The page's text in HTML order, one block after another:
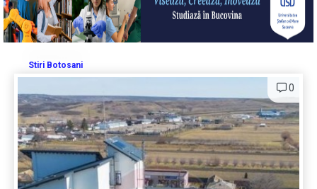
Stiri Botosani
0